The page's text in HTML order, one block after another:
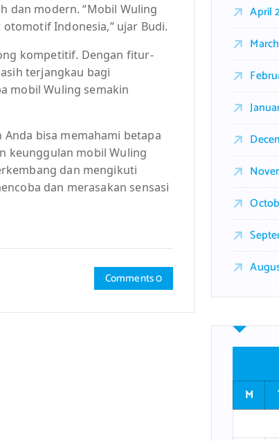
dan modern. “Mobil Wuling
Indonesia,” ujar Budi.
kompetitif. Dengan fitur-
terjangkau bagi
mobil Wuling semakin
bisa memahami betapa
keunggulan mobil Wuling
dan mengikuti
dan merasakan sensasi
Comments 0
April
M